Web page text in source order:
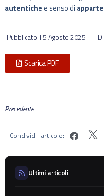
autentichee senso di
Pubblicato il 5 Agosto 2025
Scarica PDF
Precedente
Condividi l'articolo:
Ultimi articoli